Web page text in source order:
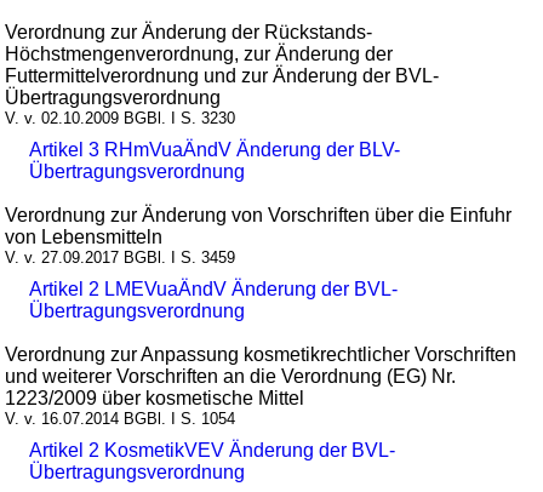
Verordnung zur Änderung der Rückstands-
Höchstmengenverordnung, zur Änderung der
Futtermittelverordnung und zur Änderung der BVL-
Übertragungsverordnung
V. v. 02.10.2009 BGBl. I S. 3230
Artikel 3 RHmVuaÄndV Änderung der BLV-
Übertragungsverordnung
Verordnung zur Änderung von Vorschriften über die Einfuhr
von Lebensmitteln
V. v. 27.09.2017 BGBl. I S. 3459
Artikel 2 LMEVuaÄndV Änderung der BVL-
Übertragungsverordnung
Verordnung zur Anpassung kosmetikrechtlicher Vorschriften
und weiterer Vorschriften an die Verordnung (EG) Nr.
1223/2009 über kosmetische Mittel
V. v. 16.07.2014 BGBl. I S. 1054
Artikel 2 KosmetikVEV Änderung der BVL-
Übertragungsverordnung